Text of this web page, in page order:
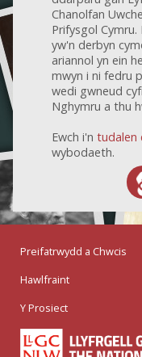
Chanolfan
Prifysgol
yw'n derbyn
ariannol yn ein
mwyn i ni fedru
wedi gwneud
Nghymru a thu
Ewch i'n tudalen
wybodaeth.
Preifatrwydd a Chwcis
Hawlfraint
Y Prosiect